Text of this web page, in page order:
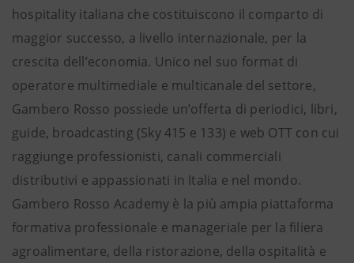
hospitality italiana che costituiscono il comparto di
maggior successo, a livello internazionale, per la
crescita dell’economia. Unico nel suo format di
operatore multimediale e multicanale del settore,
Gambero Rosso possiede un’offerta di periodici, libri,
guide, broadcasting (Sky 415 e 133) e web OTT con cui
raggiunge professionisti, canali commerciali
distributivi e appassionati in Italia e nel mondo.
Gambero Rosso Academy è la più ampia piattaforma
formativa professionale e manageriale per la filiera
agroalimentare, della ristorazione, della ospitalità e